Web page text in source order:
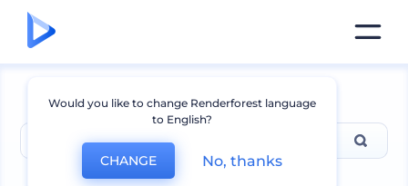
Would you like to change Renderforest language
to English?
CHANGE No, thanks